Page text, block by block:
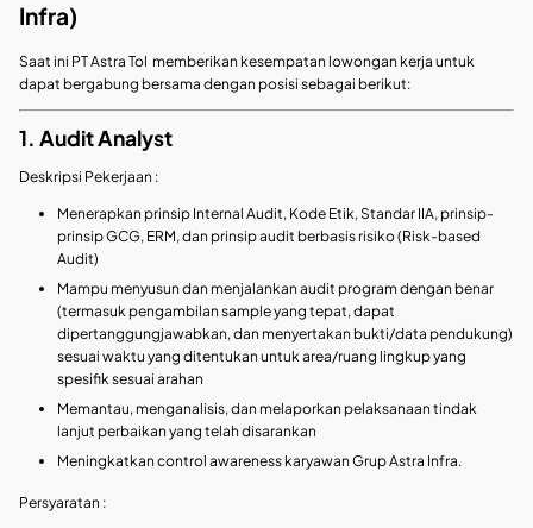
Infra)
Saat ini PT Astra Tol memberikan kesempatan lowongan kerja untuk
dapat bergabung bersama dengan posisi sebagai berikut:
1. Audit Analyst
Deskripsi Pekerjaan :
Menerapkan prinsip Internal Audit, Kode Etik, Standar IIA, prinsip-
prinsip GCG, ERM, dan prinsip audit berbasis risiko (Risk-based
Audit)
Mampu menyusun dan menjalankan audit program dengan benar
(termasuk pengambilan sample yang tepat, dapat
dipertanggungjawabkan, dan menyertakan bukti/data pendukung)
sesuai waktu yang ditentukan untuk area/ruang lingkup yang
spesifik sesuai arahan
Memantau, menganalisis, dan melaporkan pelaksanaan tindak
lanjut perbaikan yang telah disarankan
Meningkatkan control awareness karyawan Grup Astra Infra.
Persyaratan :